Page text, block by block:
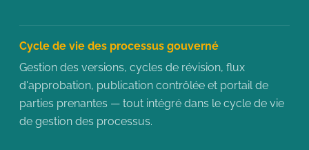
Cycle de vie des processus gouverné
Gestion des versions, cycles de révision, flux
d'approbation, publication contrôlée et portail de
parties prenantes — tout intégré dans le cycle de vie
de gestion des processus.